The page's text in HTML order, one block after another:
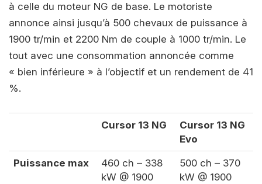
à celle du moteur NG de base. Le motoriste
annonce ainsi jusqu’à 500 chevaux de puissance à
1900 tr/min et 2200 Nm de couple à 1000 tr/min. Le
tout avec une consommation annoncée comme
« bien inférieure » à l’objectif et un rendement de 41
%.
Cursor 13 NG
Cursor 13 NG
Evo
Puissance max
460 ch – 338
kW @ 1900
500 ch – 370
kW @ 1900